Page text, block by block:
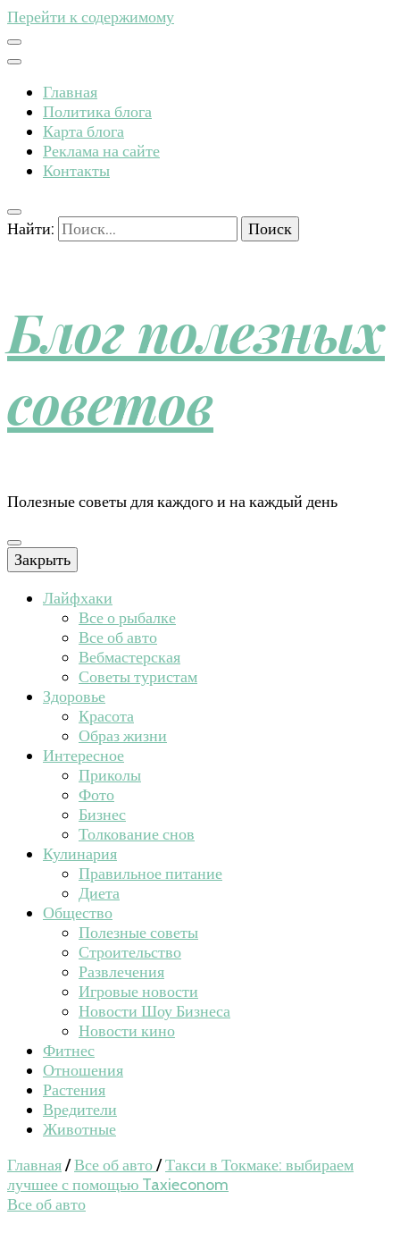
Перейти к содержимому
Главная
Политика блога
Карта блога
Реклама на сайте
Контакты
Найти:
Блог полезных
советов
Полезные советы для каждого и на каждый день
Закрыть
Лайфхаки
Все о рыбалке
Все об авто
Вебмастерская
Советы туристам
Здоровье
Красота
Образ жизни
Интересное
Приколы
Фото
Бизнес
Толкование снов
Кулинария
Правильное питание
Диета
Общество
Полезные советы
Строительство
Развлечения
Игровые новости
Новости Шоу Бизнеса
Новости кино
Фитнес
Отношения
Растения
Вредители
Животные
Главная/Все об авто/Такси в Токмаке: выбираем
лучшее с помощью Taxieconom
Все об авто